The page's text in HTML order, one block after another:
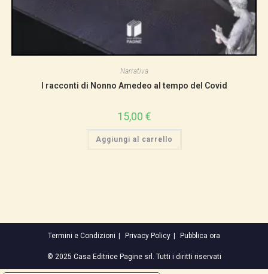
Narrativa
I racconti di Nonno Amedeo al tempo del Covid
15,00 €
Aggiungi al carrello
Termini e Condizioni Privacy Policy Pubblica ora
© 2025 Casa Editrice Pagine srl. Tutti i diritti riservati